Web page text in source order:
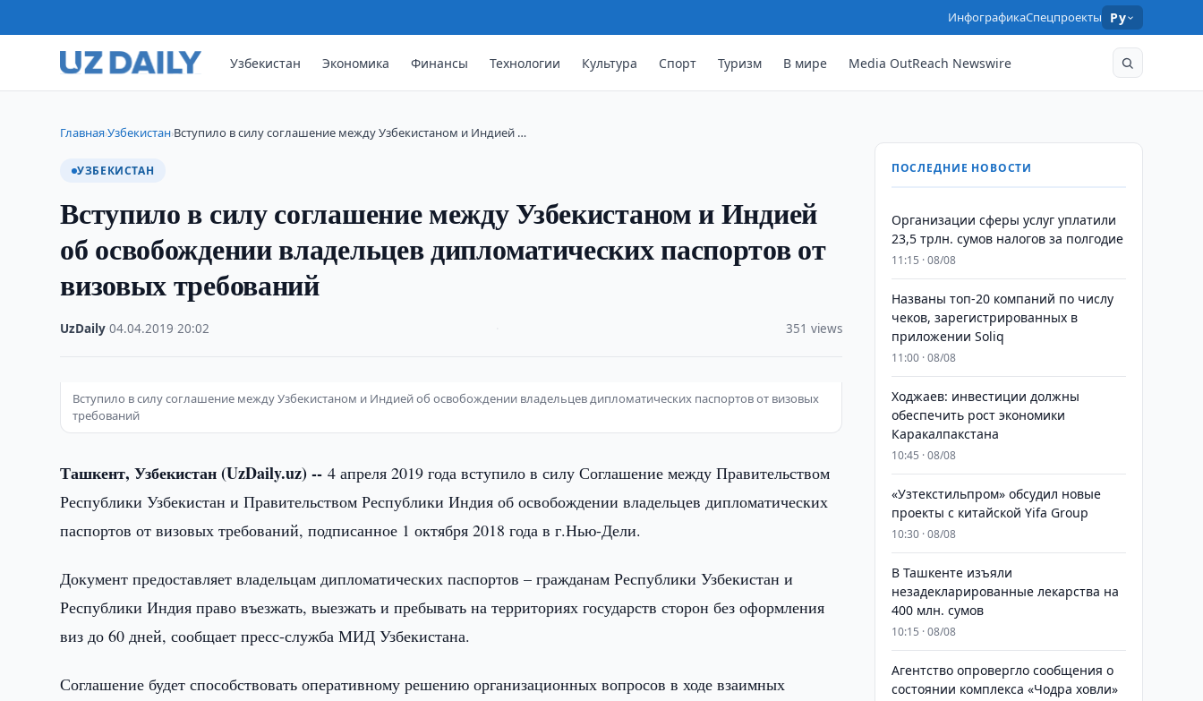
ИнфографикаСпецпроекты Ру
Узбекистан Экономика Финансы Технологии Культура Спорт Туризм В мире Media OutReach Newswire
Главная›Узбекистан›Вступило в силу соглашение между Узбекистаном и Индией …
УЗБЕКИСТАН
Вступило в силу соглашение между Узбекистаном и Индией
об освобождении владельцев дипломатических паспортов от
визовых требований
UzDaily ·04.04.2019 ·20:02 351 views
Вступило в силу соглашение между Узбекистаном и Индией об освобождении владельцев дипломатических паспортов от визовых
требований
Ташкент, Узбекистан (UzDaily.uz) --4 апреля 2019 года вступило в силу Соглашение между Правительством
Республики Узбекистан и Правительством Республики Индия об освобождении владельцев дипломатических
паспортов от визовых требований, подписанное 1 октября 2018 года в г.Нью-Дели.
Документ предоставляет владельцам дипломатических паспортов – гражданам Республики Узбекистан и
Республики Индия право въезжать, выезжать и пребывать на территориях государств сторон без оформления
виз до 60 дней, сообщает пресс-служба МИД Узбекистана.
Соглашение будет способствовать оперативному решению организационных вопросов в ходе взаимных
ПОСЛЕДНИЕ НОВОСТИ
Организации сферы услуг уплатили
23,5 трлн. сумов налогов за полгодие
11:15 · 08/08
Названы топ-20 компаний по числу
чеков, зарегистрированных в
приложении Soliq
11:00 · 08/08
Ходжаев: инвестиции должны
обеспечить рост экономики
Каракалпакстана
10:45 · 08/08
«Узтекстильпром» обсудил новые
проекты с китайской Yifa Group
10:30 · 08/08
​​​​​​​В Ташкенте изъяли
незадекларированные лекарства на
400 млн. сумов
10:15 · 08/08
Агентство опровергло сообщения о
состоянии комплекса «Чодра ховли»